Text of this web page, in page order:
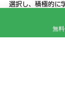
選択し、積極的に
無